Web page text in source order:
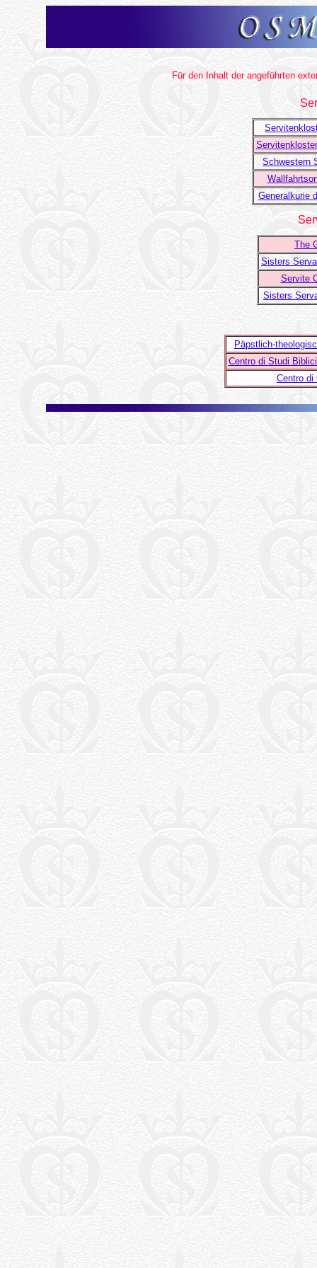
Für den Inhalt der angeführten
Schwestern
Generalkurie
The
Sisters
Servite
Sisters
Päpstlich-
Centro di Studi
Centro di